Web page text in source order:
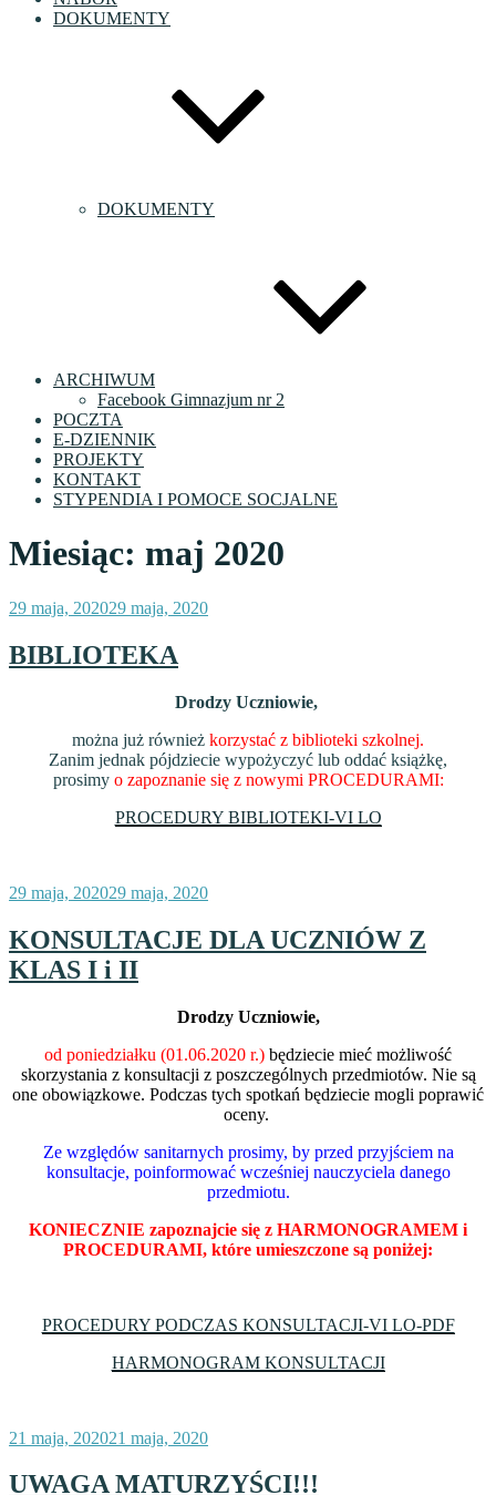
DOKUMENTY
DOKUMENTY
ARCHIWUM
Facebook Gimnazjum nr 2
POCZTA
E-DZIENNIK
PROJEKTY
KONTAKT
STYPENDIA I POMOCE SOCJALNE
Miesiąc: maj 2020
Opublikowane
29 maja, 202029 maja, 2020
BIBLIOTEKA
Drodzy Uczniowie,
można już również korzystać z biblioteki szkolnej.
Zanim jednak pójdziecie wypożyczyć lub oddać książkę,
prosimy o zapoznanie się z nowymi PROCEDURAMI:
PROCEDURY BIBLIOTEKI-VI LO
Opublikowane
29 maja, 202029 maja, 2020
KONSULTACJE DLA UCZNIÓW Z
KLAS I i II
Drodzy Uczniowie,
od poniedziałku (01.06.2020 r.) będziecie mieć możliwość
skorzystania z konsultacji z poszczególnych przedmiotów. Nie są
one obowiązkowe. Podczas tych spotkań będziecie mogli poprawić
oceny.
Ze względów sanitarnych prosimy, by przed przyjściem na
konsultacje, poinformować wcześniej nauczyciela danego
przedmiotu.
KONIECZNIE zapoznajcie się z HARMONOGRAMEM i
PROCEDURAMI, które umieszczone są poniżej:
PROCEDURY PODCZAS KONSULTACJI-VI LO-PDF
HARMONOGRAM KONSULTACJI
Opublikowane
21 maja, 202021 maja, 2020
UWAGA MATURZYŚCI!!!